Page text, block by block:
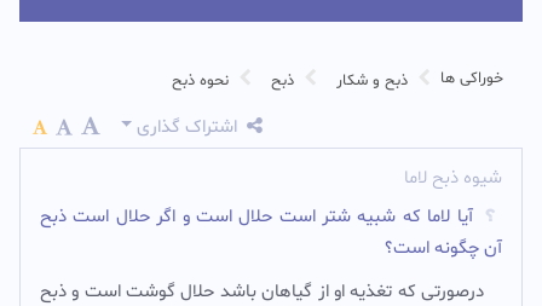
خوراکی ها ذبح و شکار ذبح نحوه ذبح
اشتراک گذاری
شیوه ذبح لاما
آیا لاما که شبیه شتر است حلال است و اگر حلال است ذبح
آن چگونه است؟
درصورتی که تغذیه او از گیاهان باشد حلال گوشت است و ذبح